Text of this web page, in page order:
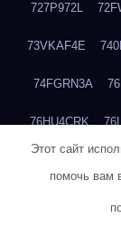
727P972L
73VKAF4E
74FGRN3A
76HU4CRK
Этот сайт
помочь вам